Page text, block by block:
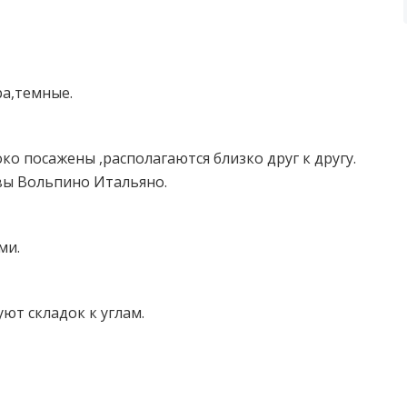
,располагаются близко друг к другу.
Вольпино Итальяно.
складок к углам.